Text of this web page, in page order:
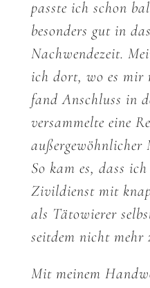
passte ich schon
besonders gut in
Nachwendezeit.
ich dort, wo es mir
fand Anschluss in
versammelte eine
außergewöhnlicher
So kam es, dass
Zivildienst mit
als Tätowierer
seitdem nicht mehr
Mit meinem